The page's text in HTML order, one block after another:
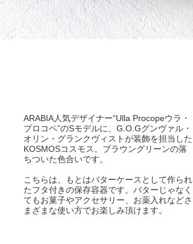
ARABIA人気デザイナー“Ulla Procopeウラ・
プロコペ”のSモデルに、G.O.Gグンヴァル・
オリン・グランクヴィストが装飾を担当した
KOSMOSコスモス。ブラウングリーンの落
ちついた色合いです。
こちらは、もとはバターケースとして作られ
たフタ付きの保存容器です。バターじゃなく
てもお菓子やアクセサリー、お薬入れなどさ
まざまな使い方でお楽しみ頂けます。